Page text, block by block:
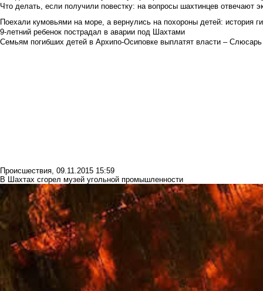
Что делать, если получили повестку: на вопросы шахтинцев отвечают
Поехали кумовьями на море, а вернулись на похороны детей: история
9-летний ребенок пострадал в аварии под Шахтами
Семьям погибших детей в Архипо-Осиповке выплатят власти – Слюсарь
Происшествия, 09.11.2015 15:59
В Шахтах сгорел музей угольной промышленности